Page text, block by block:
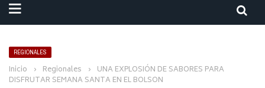
REGIONALES
Inicio › Regionales › UNA EXPLOSIÓN DE SABORES PARA
DISFRUTAR SEMANA SANTA EN EL BOLSON